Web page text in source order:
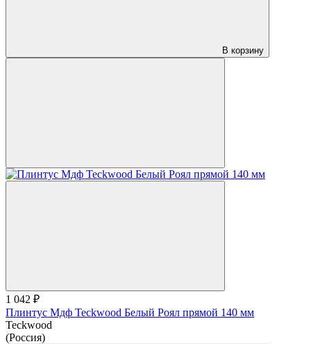
В корзину
1 042 ₽
Плинтус Мдф Teckwood Белый Роял прямой 140 мм
Teckwood
(Россия)